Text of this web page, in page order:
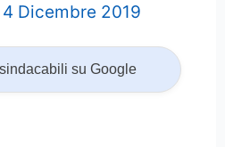
4 Dicembre 2019
su Google